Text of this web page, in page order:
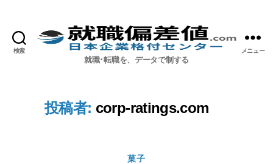
検索 就職偏差値.com【公式】
就職･転職を、データで制する
メニュー
投稿者: corp-ratings.com
カ
菓子